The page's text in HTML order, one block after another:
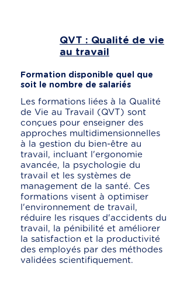
QVT : Qualité de vie
au travail
Formation disponible quel que
soit le nombre de salariés
Les formations liées à la Qualité
de Vie au Travail (QVT) sont
conçues pour enseigner des
approches multidimensionnelles
à la gestion du bien-être au
travail, incluant l'ergonomie
avancée, la psychologie du
travail et les systèmes de
management de la santé. Ces
formations visent à optimiser
l'environnement de travail,
réduire les risques d'accidents du
travail, la pénibilité et améliorer
la satisfaction et la productivité
des employés par des méthodes
validées scientifiquement.